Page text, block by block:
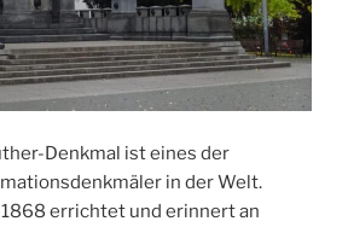
Denkmal ist eines der
in der Welt.
errichtet und erinnert an